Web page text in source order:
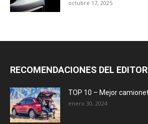
octubre 17, 2025
RECOMENDACIONES DEL EDITOR
TOP 10 – Mejor
enero 30, 2024